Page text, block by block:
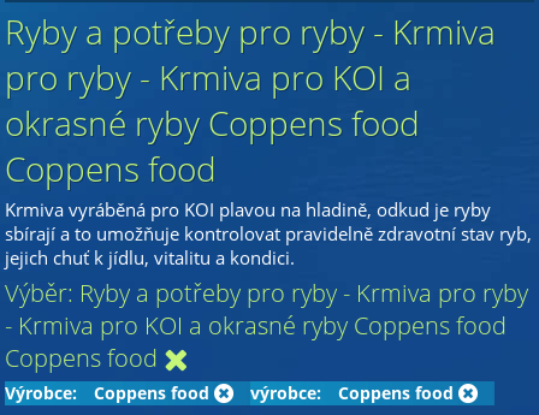
Ryby a potřeby pro ryby - Krmiva
pro ryby - Krmiva pro KOI a
okrasné ryby Coppens food
Coppens food
Krmiva vyráběná pro KOI plavou na hladině, odkud je ryby
sbírají a to umožňuje kontrolovat pravidelně zdravotní stav ryb,
jejich chuť k jídlu, vitalitu a kondici.
Výběr: Ryby a potřeby pro ryby - Krmiva pro ryby
- Krmiva pro KOI a okrasné ryby Coppens food
Coppens food
Výrobce: Coppens food výrobce: Coppens food